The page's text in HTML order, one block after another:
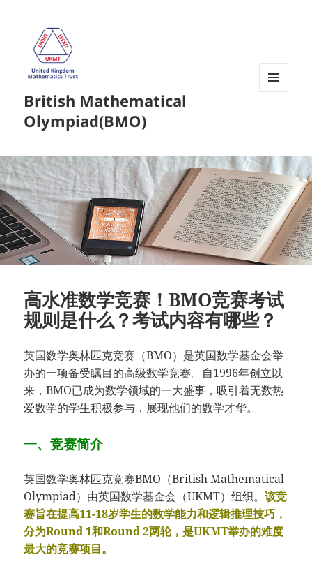
British Mathematical
Olympiad(BMO)
高水准数学竞赛！BMO竞赛考试
规则是什么？考试内容有哪些？
英国数学奥林匹克竞赛（BMO）是英国数学基金会举
办的一项备受瞩目的高级数学竞赛。自1996年创立以
来，BMO已成为数学领域的一大盛事，吸引着无数热
爱数学的学生积极参与，展现他们的数学才华。
一、竞赛简介
英国数学奥林匹克竞赛BMO（British Mathematical
Olympiad）由英国数学基金会（UKMT）组织。该竞
赛旨在提高11-18岁学生的数学能力和逻辑推理技巧，
分为Round 1和Round 2两轮，是UKMT举办的难度
最大的竞赛项目。